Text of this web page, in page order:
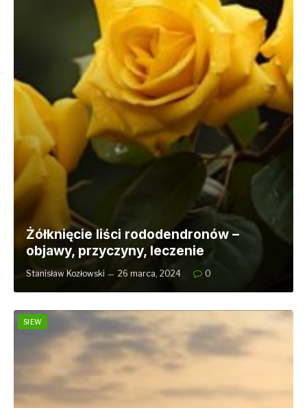
Żółknięcie liści rododendronów –
objawy, przyczyny, leczenie
Stanisław Kozłowski 26 marca, 2024 0
SIEW